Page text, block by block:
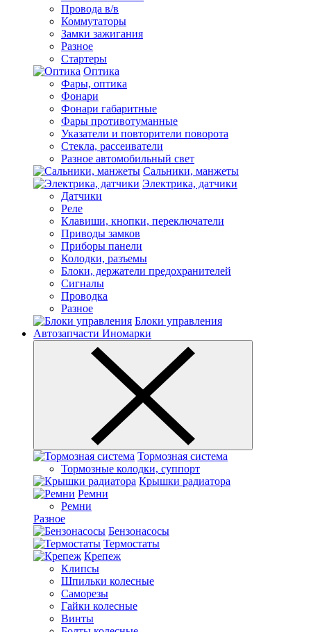
Провода в/в
Коммутаторы
Замки зажигания
Разное
Стартеры
Оптика
Фары, оптика
Фонари
Фонари габаритные
Фары противотуманные
Указатели и повторители поворота
Стекла, рассеиватели
Разное автомобильный свет
Сальники, манжеты
Электрика, датчики
Датчики
Реле
Клавиши, кнопки, переключатели
Приводы замков
Приборы панели
Колодки, разъемы
Блоки, держатели предохранителей
Сигналы
Проводка
Разное
Блоки управления
Автозапчасти Иномарки
Тормозная система
Тормозные колодки, суппорт
Крышки радиатора
Ремни
Ремни
Разное
Бензонасосы
Термостаты
Крепеж
Клипсы
Шпильки колесные
Саморезы
Гайки колесные
Винты